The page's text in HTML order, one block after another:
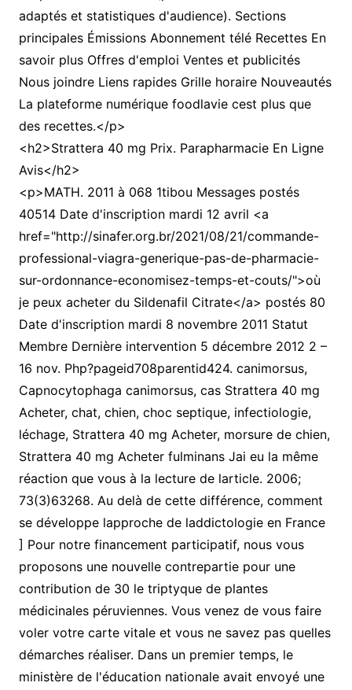
adaptés et statistiques d'audience). Sections
principales Émissions Abonnement télé Recettes En
savoir plus Offres d'emploi Ventes et publicités
Nous joindre Liens rapides Grille horaire Nouveautés
La plateforme numérique foodlavie cest plus que
des recettes.</p>
<h2>Strattera 40 mg Prix. Parapharmacie En Ligne
Avis</h2>
<p>MATH. 2011 à 068 1tibou Messages postés
40514 Date d'inscription mardi 12 avril <a
href="http://sinafer.org.br/2021/08/21/commande-
professional-viagra-generique-pas-de-pharmacie-
sur-ordonnance-economisez-temps-et-couts/">où
je peux acheter du Sildenafil Citrate</a> postés 80
Date d'inscription mardi 8 novembre 2011 Statut
Membre Dernière intervention 5 décembre 2012 2 –
16 nov. Php?pageid708parentid424. canimorsus,
Capnocytophaga canimorsus, cas Strattera 40 mg
Acheter, chat, chien, choc septique, infectiologie,
léchage, Strattera 40 mg Acheter, morsure de chien,
Strattera 40 mg Acheter fulminans Jai eu la même
réaction que vous à la lecture de larticle. 2006;
73(3)63268. Au delà de cette différence, comment
se développe lapproche de laddictologie en France
] Pour notre financement participatif, nous vous
proposons une nouvelle contrepartie pour une
contribution de 30 le triptyque de plantes
médicinales péruviennes. Vous venez de vous faire
voler votre carte vitale et vous ne savez pas quelles
démarches réaliser. Dans un premier temps, le
ministère de l'éducation nationale avait envoyé une